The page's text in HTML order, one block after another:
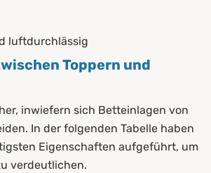
luftdurchlässig
Toppern und
inwiefern sich Betteinlagen von
In der folgenden Tabelle haben
Eigenschaften aufgeführt, um
verdeutlichen.